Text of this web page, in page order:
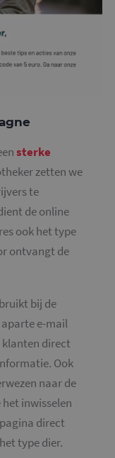
sterke
zetten we
te
de online
ook het type
ontvangt de
bij de
e-mail
direct
Ook
naar de
inwisselen
direct
type dier.